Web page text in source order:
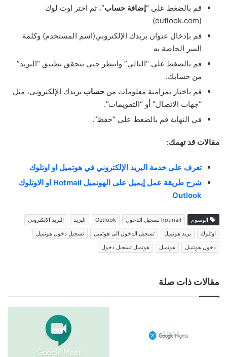
قم بالضغط على “إضافة حساب“، ثم اختر اوت لوك
(outlook.com)
قم بإدخال عنوان بريدك الإلكتروني(اسم المستخدم) وكلمة
السر الخاصة به
قم بالضغط على “التالي” وانتظر حتى يتحقق تطبيق “البريد”
من حسابك.
قم باختار بمزامنة معلومات من حساب بريدك الإلكتروني، مثل
“جهات الاتصال” أو “التقويمات”.
في النهاية قم بالضغط على “حفظ”.
مقالات قد تهمك:
تعرف على خدمة البريد الإلكتروني في هوتميل او اوتلوك
شرح طريقة عمل إيميل على الهوتميل Hotmail او الاوتلوك
Outlook
الوسوم hotmail تسجيل الدخول Outlook البريد
البريد الإلكتروني
اوتلوك
بريد هوتميل تسجيل الدخول الى هوتميل
تسجيل دخول هوتميل
دخول هوتميل
هوتميل هوتميل تسجيل دخول
مقالات ذات صلة